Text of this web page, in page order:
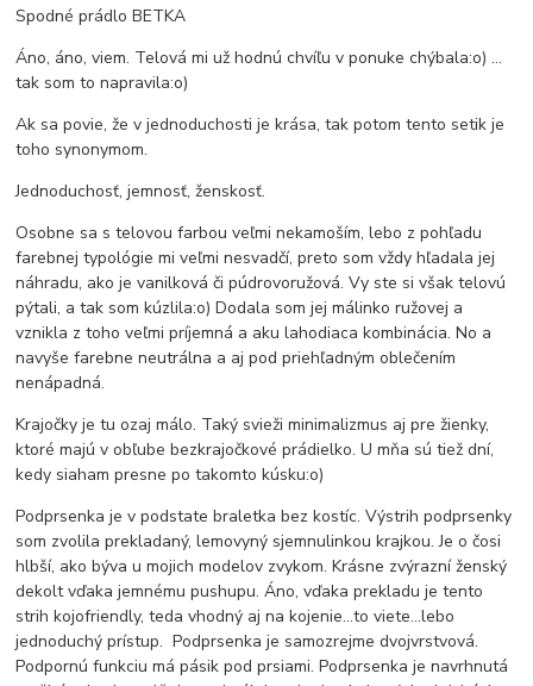
Spodné prádlo BETKA
Áno, áno, viem. Telová mi už hodnú chvíľu v ponuke chýbala:o) ...
tak som to napravila:o)
Ak sa povie, že v jednoduchosti je krása, tak potom tento setik je
toho synonymom.
Jednoduchosť, jemnosť, ženskosť.
Osobne sa s telovou farbou veľmi nekamoším, lebo z pohľadu
farebnej typológie mi veľmi nesvadčí, preto som vždy hľadala jej
náhradu, ako je vanilková či púdrovoružová. Vy ste si však telovú
pýtali, a tak som kúzlila:o) Dodala som jej málinko ružovej a
vznikla z toho veľmi príjemná a aku lahodiaca kombinácia. No a
navyše farebne neutrálna a aj pod priehľadným oblečením
nenápadná.
Krajočky je tu ozaj málo. Taký svieži minimalizmus aj pre žienky,
ktoré majú v obľube bezkrajočkové prádielko. U mňa sú tiež dní,
kedy siaham presne po takomto kúsku:o)
Podprsenka je v podstate braletka bez kostíc. Výstrih podprsenky
som zvolila prekladaný, lemovyný sjemnulinkou krajkou. Je o čosi
hlbší, ako býva u mojich modelov zvykom. Krásne zvýrazní ženský
dekolt vďaka jemnému pushupu. Áno, vďaka prekladu je tento
strih kojofriendly, teda vhodný aj na kojenie...to viete...lebo
jednoduchý prístup. Podprsenka je samozrejme dvojvrstvová.
Podpornú funkciu má pásik pod prsiami. Podprsenka je navrhnutá